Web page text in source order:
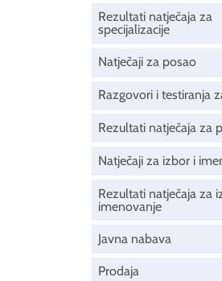
Rezultati natječaja za
specijalizacije
Natječaji za posao
Razgovori i testiranja
Rezultati natječaja za
Natječaji za izbor i
Rezultati natječaja za
imenovanje
Javna nabava
Prodaja